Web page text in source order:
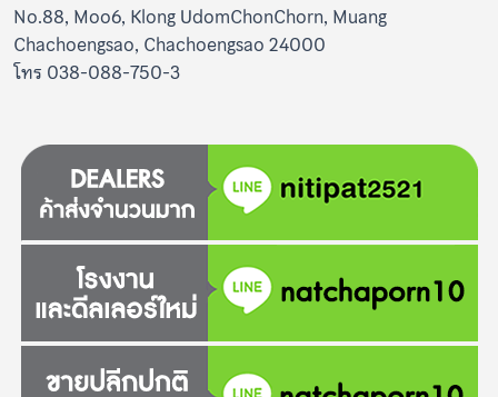
No.88, Moo6, Klong UdomChonChorn, Muang
Chachoengsao, Chachoengsao 24000
โทร 038-088-750-3